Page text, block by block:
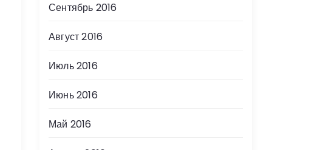
Сентябрь 2016
Август 2016
Июль 2016
Июнь 2016
Май 2016